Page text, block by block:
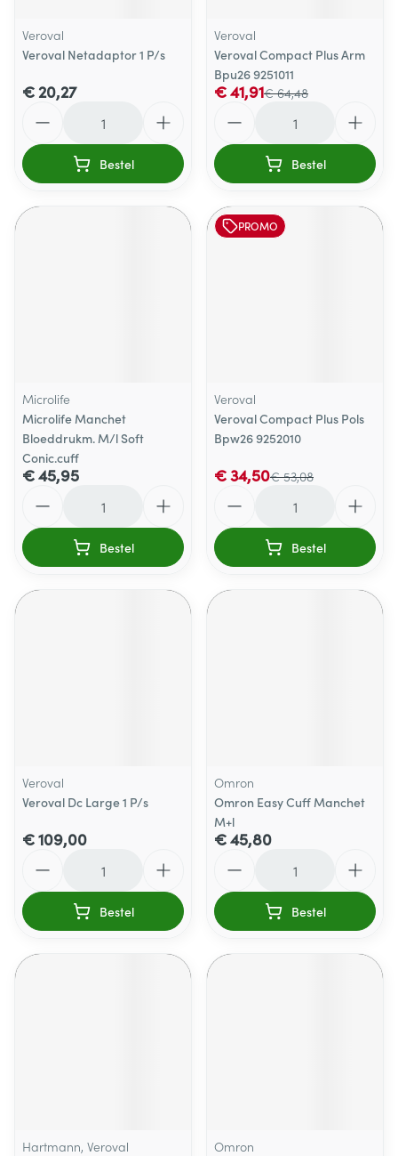
Veroval
Veroval Netadaptor 1 P/s
€ 20,27
Bestel
Veroval
Veroval Compact Plus Arm
Bpu26 9251011
€ 64,48
€ 41,91
Bestel
Microlife
Microlife Manchet
Bloeddrukm. M/l Soft
Conic.cuff
€ 45,95
Bestel
PROMO
Veroval
Veroval Compact Plus Pols
Bpw26 9252010
€ 53,08
€ 34,50
Bestel
Veroval
Veroval Dc Large 1 P/s
€ 109,00
Bestel
Omron
Omron Easy Cuff Manchet
M+l
€ 45,80
Bestel
Hartmann, Veroval
Omron